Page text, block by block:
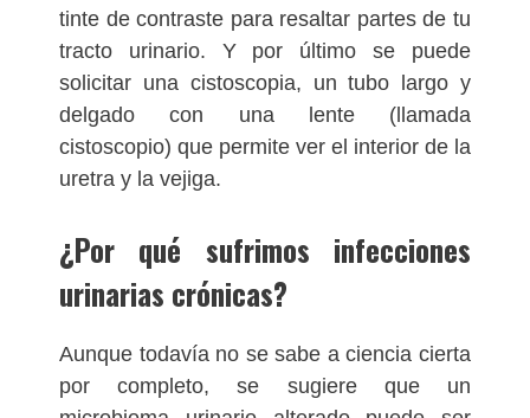
tinte de contraste para resaltar partes de tu
tracto urinario. Y por último se puede
solicitar una cistoscopia, un tubo largo y
delgado con una lente (llamada
cistoscopio) que permite ver el interior de la
uretra y la vejiga.
¿Por qué sufrimos infecciones
urinarias crónicas?
Aunque todavía no se sabe a ciencia cierta
por completo, se sugiere que un